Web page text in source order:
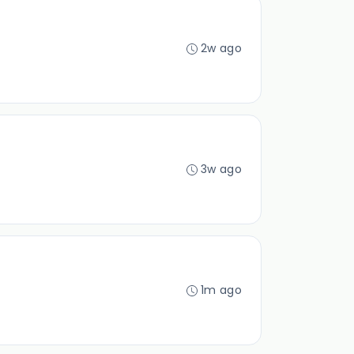
2w ago
3w ago
1m ago